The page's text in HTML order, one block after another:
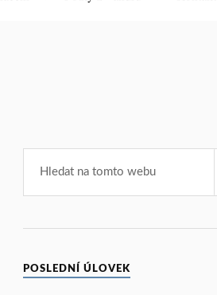
POSLEDNÍ ÚLOVEK